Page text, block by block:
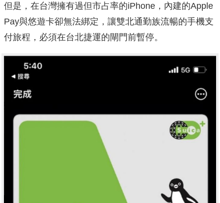
但是，在台灣擁有過但市占率的iPhone，內建的Apple
Pay與悠遊卡卻無法綁定，讓雙北通勤族流暢的手機支
付旅程，必須在台北捷運的閘門前暫停。